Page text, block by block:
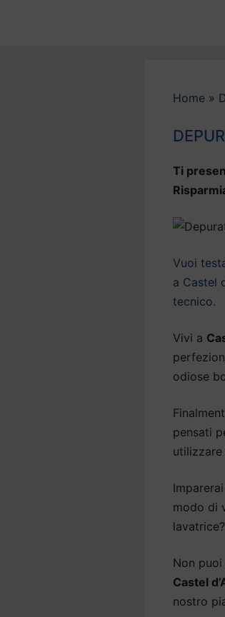
Home »
Ti
Vuoi
a Castel
tecnico.
Vivi a
odiose
pensati
utilizzare
modo di
Non
Castel
nostro